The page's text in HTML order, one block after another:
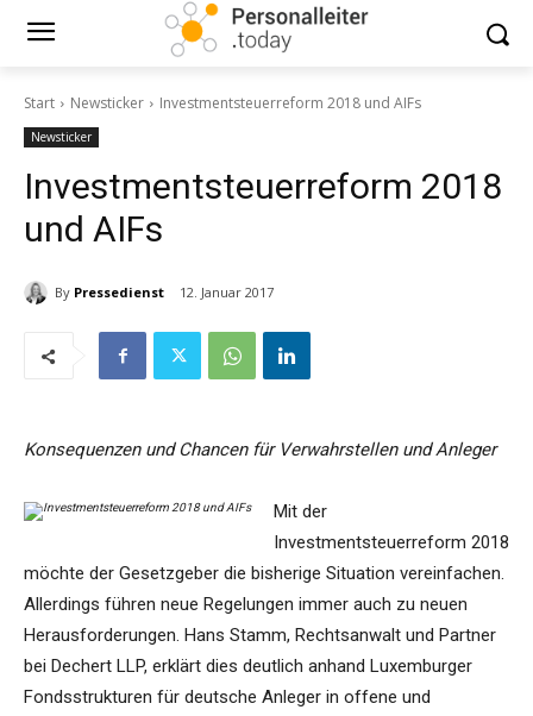
Start Newsticker Investmentsteuerreform 2018 und AIFs
Newsticker
Investmentsteuerreform 2018
und AIFs
By Pressedienst 12. Januar 2017
Konsequenzen und Chancen für Verwahrstellen und Anleger
Mit der
Investmentsteuerreform 2018
möchte der Gesetzgeber die bisherige Situation vereinfachen.
Allerdings führen neue Regelungen immer auch zu neuen
Herausforderungen. Hans Stamm, Rechtsanwalt und Partner
bei Dechert LLP, erklärt dies deutlich anhand Luxemburger
Fondsstrukturen für deutsche Anleger in offene und